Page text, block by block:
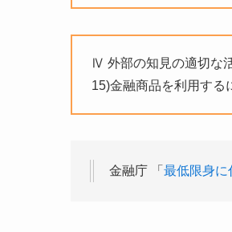
Ⅳ 外部の知見の適切な
15)金融商品を利用する
金融庁 「 最低限身に